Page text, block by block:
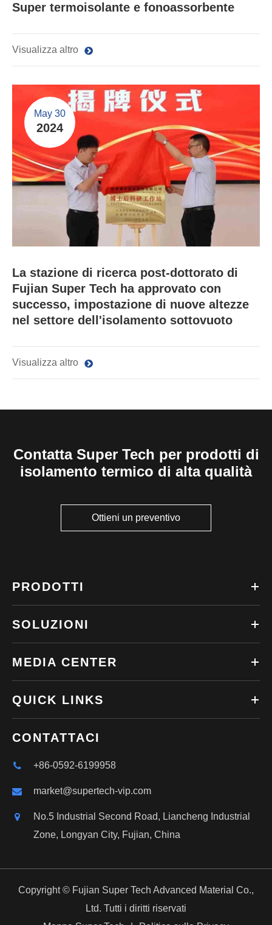
Super termoisolante e fonoassorbente
Visualizza altro
May 30
2024
La stazione di ricerca post-dottorato di
Fujian Super Tech ha approvato con
successo, impostazione di nuove altezze
nel settore dell'isolamento sottovuoto
Visualizza altro
Contatta Super Tech per prodotti di
isolamento termico di alta qualità
Ottieni un preventivo
PRODOTTI
SOLUZIONI
MEDIA CENTER
QUICK LINKS
CONTATTACI
+86-0592-6199958
market@supertech-vip.com
No.5 Industrial Second Road, Liancheng Industrial
Zone, Longyan City, Fujian, China
Copyright © Fujian Super Tech Advanced Material Co.,
Ltd. Tutti i diritti riservati